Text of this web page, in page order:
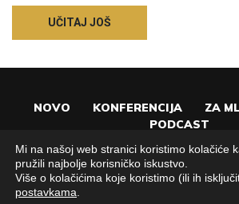
UČITAJ JOŠ
NOVO KONFERENCIJA ZA
PODCAST
Mi na našoj web stranici koristimo kolačiće
pružili najbolje korisničko iskustvo.
Više o kolačićima koje koristimo (ili ih
postavkama